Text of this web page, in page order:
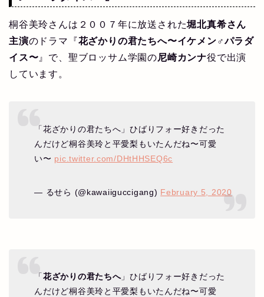
桐谷美玲さんは２００７年に放送された堀北真希さん
主演のドラマ『花ざかりの君たちへ〜イケメン♂パラダ
イス〜 』で、 聖ブロッサム学園の尼崎カンナ役で出演
しています。
「花ざかりの君たちへ」ひばりフォー好きだった
んだけど桐谷美玲と平愛梨もいたんだね〜可愛
い〜 pic.twitter.com/DHtHHSEQ6c
— るせら (@kawaiiguccigang) February 5, 2020
「花ざかりの君たちへ」ひばりフォー好きだった
んだけど桐谷美玲と平愛梨もいたんだね〜可愛